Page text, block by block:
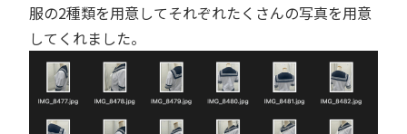
服の2種類を用意してそれぞれたくさんの写真を用意
してくれました。